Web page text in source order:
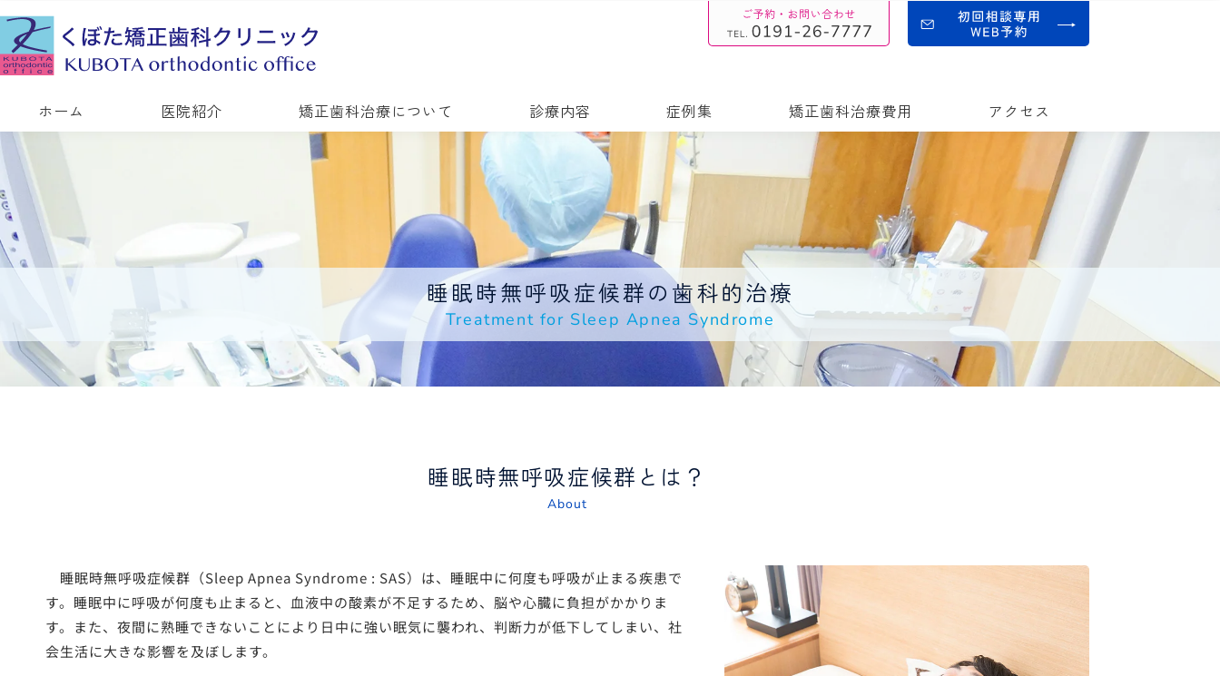
ホーム 医院紹介 矯正歯科治療について 診療内容 症例集 矯正歯科治療費用 アクセス
睡眠時無呼吸症候群の歯科的治療
Treatment for Sleep Apnea Syndrome
睡眠時無呼吸症候群とは？
About
睡眠時無呼吸症候群（Sleep Apnea Syndrome : SAS）は、睡眠中に何度も呼吸が止まる疾患で
す。睡眠中に呼吸が何度も止まると、血液中の酸素が不足するため、脳や心臓に負担がかかりま
す。また、夜間に熟睡できないことにより日中に強い眠気に襲われ、判断力が低下してしまい、社
会生活に大きな影響を及ぼします。